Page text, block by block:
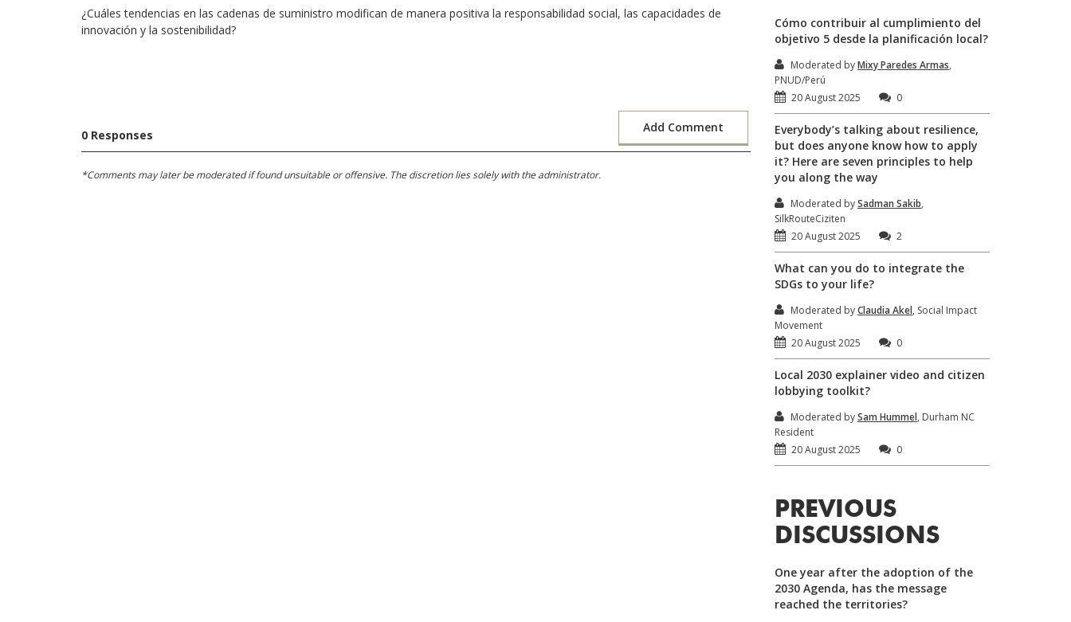
¿Cuáles tendencias en las cadenas de suministro modifican de manera positiva la responsabilidad social, las capacidades de
innovación y la sostenibilidad?
0 Responses
Add Comment
*Comments may later be moderated if found unsuitable or offensive. The discretion lies solely with the administrator.
Cómo contribuir al cumplimiento del
objetivo 5 desde la planificación local?
Moderated byMixy Paredes Armas,
PNUD/Perú
20 August 2025
0
Everybody’s talking about resilience,
but does anyone know how to apply
it? Here are seven principles to help
you along the way
Moderated bySadman Sakib,
SilkRouteCiziten
20 August 2025
2
What can you do to integrate the
SDGs to your life?
Moderated byClaudia Akel, Social Impact
Movement
20 August 2025
0
Local 2030 explainer video and citizen
lobbying toolkit?
Moderated bySam Hummel, Durham NC
Resident
20 August 2025
0
PREVIOUS
DISCUSSIONS
One year after the adoption of the
2030 Agenda, has the message
reached the territories?